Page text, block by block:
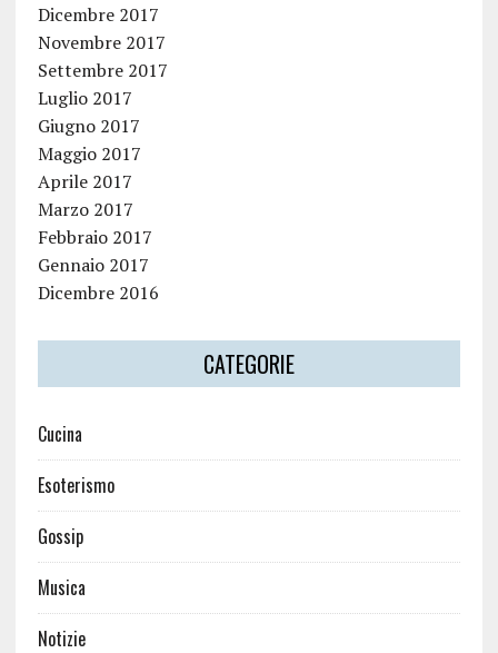
Dicembre 2017
Novembre 2017
Settembre 2017
Luglio 2017
Giugno 2017
Maggio 2017
Aprile 2017
Marzo 2017
Febbraio 2017
Gennaio 2017
Dicembre 2016
CATEGORIE
Cucina
Esoterismo
Gossip
Musica
Notizie